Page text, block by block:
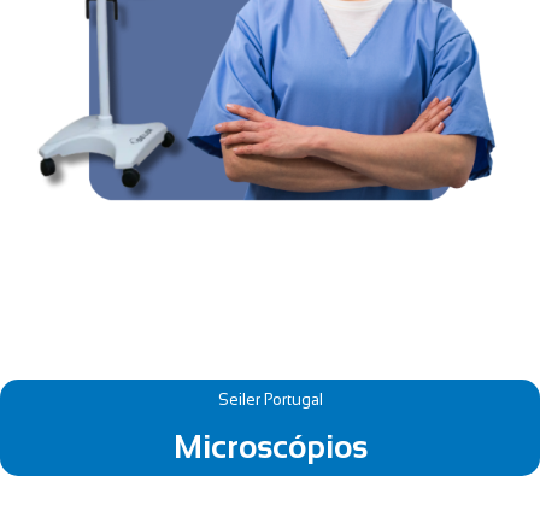
Seiler Portugal
Microscópios